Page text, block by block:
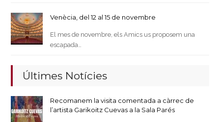
Venècia, del 12 al 15 de novembre
El mes de novembre, els Amics us proposem una
escapada…
Últimes Notícies
Recomanem la visita comentada a càrrec de
l’artista Garikoitz Cuevas a la Sala Parés